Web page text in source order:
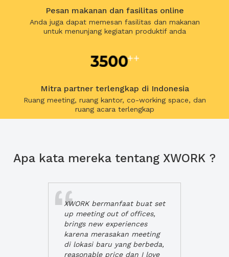
Pesan makanan dan fasilitas online
Anda juga dapat memesan fasilitas dan makanan
untuk menunjang kegiatan produktif anda
Mitra partner terlengkap di Indonesia
Ruang meeting, ruang kantor, co-working space, dan
ruang acara terlengkap
Apa kata mereka tentang XWORK ?
XWORK bermanfaat buat set
up meeting out of offices,
brings new experiences
karena merasakan meeting
di lokasi baru yang berbeda,
reasonable price dan I love